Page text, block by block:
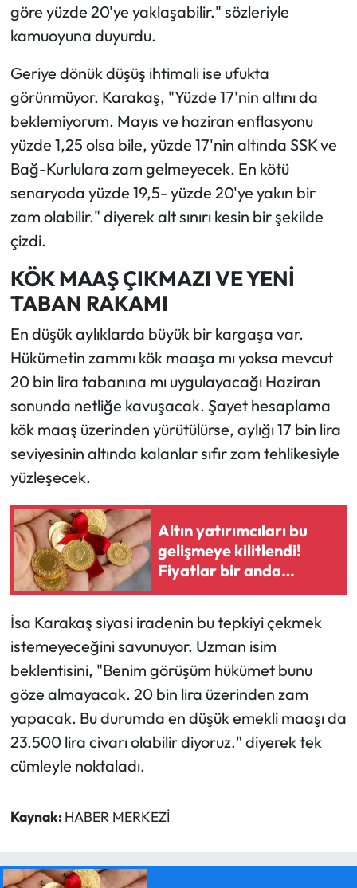
göre yüzde 20'ye yaklaşabilir." sözleriyle
kamuoyuna duyurdu.
Geriye dönük düşüş ihtimali ise ufukta
görünmüyor. Karakaş, "Yüzde 17'nin altını da
beklemiyorum. Mayıs ve haziran enflasyonu
yüzde 1,25 olsa bile, yüzde 17'nin altında SSK ve
Bağ-Kurlulara zam gelmeyecek. En kötü
senaryoda yüzde 19,5- yüzde 20'ye yakın bir
zam olabilir." diyerek alt sınırı kesin bir şekilde
çizdi.
KÖK MAAŞ ÇIKMAZI VE YENİ
TABAN RAKAMI
En düşük aylıklarda büyük bir kargaşa var.
Hükümetin zammı kök maaşa mı yoksa mevcut
20 bin lira tabanına mı uygulayacağı Haziran
sonunda netliğe kavuşacak. Şayet hesaplama
kök maaş üzerinden yürütülürse, aylığı 17 bin lira
seviyesinin altında kalanlar sıfır zam tehlikesiyle
yüzleşecek.
Altın yatırımcıları bu
gelişmeye kilitlendi!
Fiyatlar bir anda
değişebilir
İsa Karakaş siyasi iradenin bu tepkiyi çekmek
istemeyeceğini savunuyor. Uzman isim
beklentisini, "Benim görüşüm hükümet bunu
göze almayacak. 20 bin lira üzerinden zam
yapacak. Bu durumda en düşük emekli maaşı da
23.500 lira civarı olabilir diyoruz." diyerek tek
cümleyle noktaladı.
Kaynak: HABER MERKEZİ